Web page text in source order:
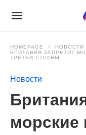
HOMEPAGE
НОВОСТИ
БРИТАНИЯ ЗАПРЕТИТ
ТРЕТЬИ СТРАНЫ
Новости
морские